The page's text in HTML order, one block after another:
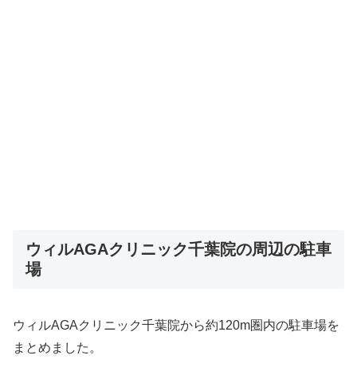
ウィルAGAクリニック千葉院の周辺の駐車
場
ウィルAGAクリニック千葉院から約120m圏内の駐車場を
まとめました。